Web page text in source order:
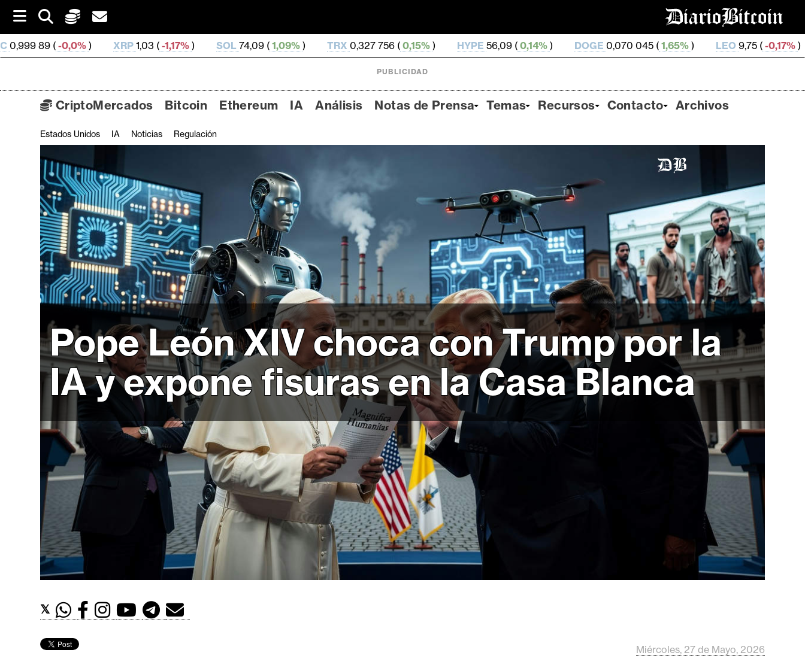
i
p
t
) XRP1,03 (-1,17%) SOL 74,09 (1,09%) TRX0,327 756 ( 0,15%) HYPE56,09 ( 0,14%) DOGE0,070 045 (1,65%) LEO 9,75 (-0,17%) ZEC509,66 (
C
r
i
p
t
o
M
e
r
c
a
s
B
t
o
n
E
t
h
e
e
m
PUBLICIDAD
CriptoMercados Bitcoin Ethereum IA Análisis Notas de Prensa Temas Recursos Contacto Archivos
Estados Unidos IA Noticias Regulación
Pope León XIV choca con Trump por la
IA y expone fisuras en la Casa Blanca
𝕏
Miércoles, 27 de Mayo, 2026